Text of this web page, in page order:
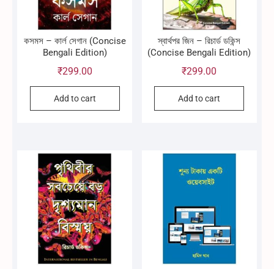
কসমস – কার্ল সেগান (Concise
Bengali Edition)
₹299.00
Add to cart
স্বার্থপর জিন – রিচার্ড ডকিন্স
(Concise Bengali Edition)
₹299.00
Add to cart